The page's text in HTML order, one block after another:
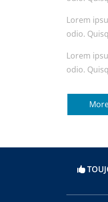
Lorem
odio.
Lorem
odio.